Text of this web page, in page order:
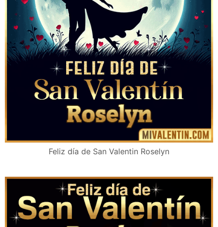
Feliz día de San Valentin Roselyn